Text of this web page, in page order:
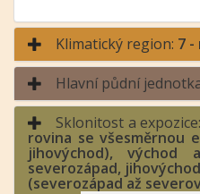
Klimatický region: 7
Hlavní půdní
Sklonitost a expozice:
rovina se všesměrnou
jihovýchod), východ
severozápad,
(severozápad až